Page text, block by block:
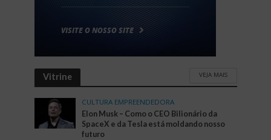
Vitrine VEJA MAIS
CULTURA EMPREENDEDORA
Elon Musk – Como o CEO Bilionário da
SpaceX e da Tesla está moldando nosso
futuro